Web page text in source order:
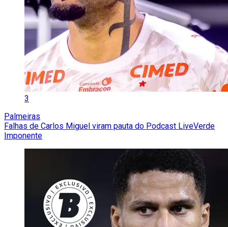
3
Palmeiras
Falhas de Carlos Miguel viram pauta do Podcast LiveVerde
Imponente